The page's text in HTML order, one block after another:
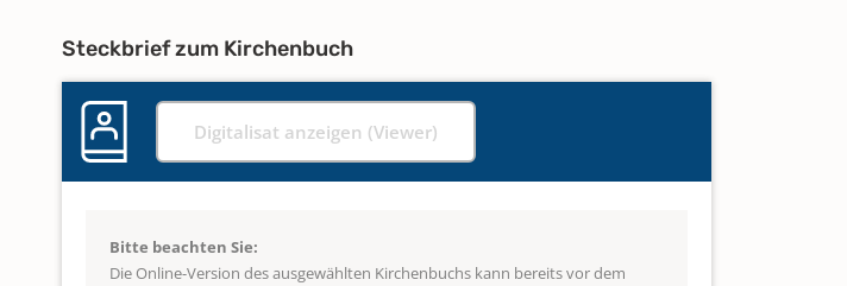
Steckbrief zum Kirchenbuch
Digitalisat anzeigen (Viewer)
Bitte beachten Sie:
Die Online-Version des ausgewählten Kirchenbuchs kann bereits vor dem